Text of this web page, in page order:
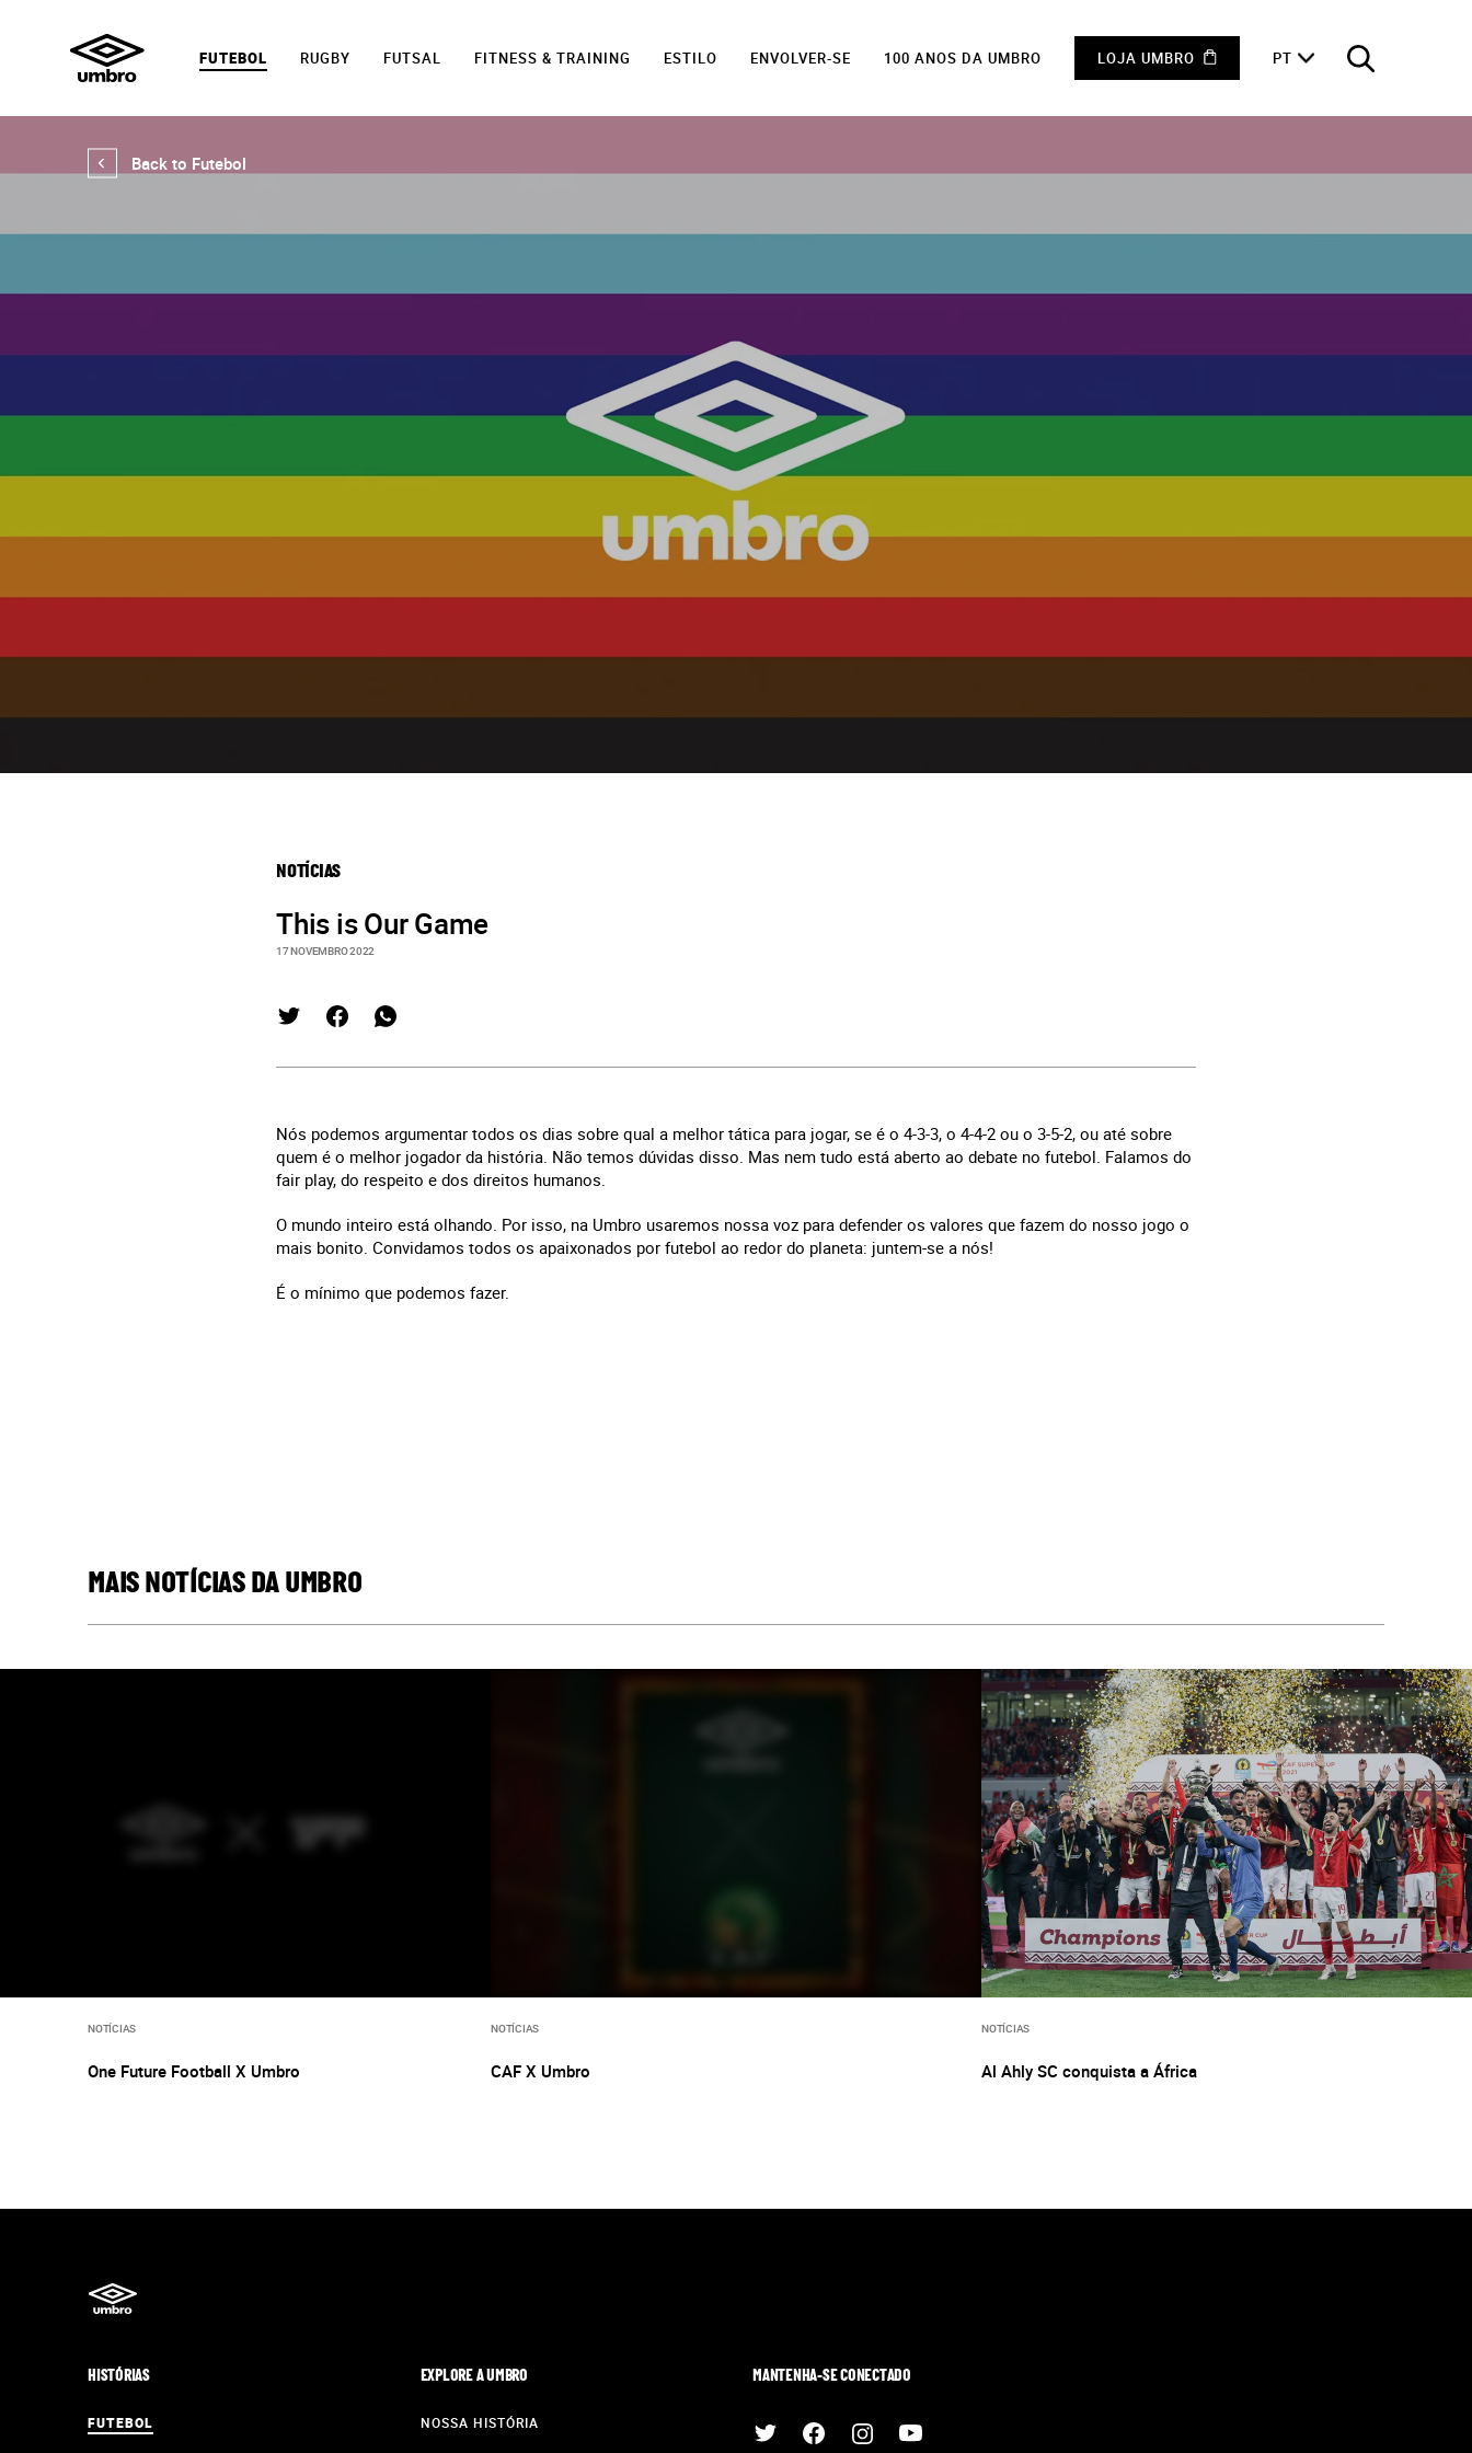
FUTEBOL RUGBY FUTSAL FITNESS & TRAINING ESTILO ENVOLVER-SE 100 ANOS DA UMBRO LOJA UMBRO PT
Back to Futebol
NOTÍCIAS
This is Our Game
17 NOVEMBRO 2022
Nós podemos argumentar todos os dias sobre qual a melhor tática para jogar, se é o 4-3-3, o 4-4-2 ou o 3-5-2, ou até sobre
quem é o melhor jogador da história. Não temos dúvidas disso. Mas nem tudo está aberto ao debate no futebol. Falamos do
fair play, do respeito e dos direitos humanos.
O mundo inteiro está olhando. Por isso, na Umbro usaremos nossa voz para defender os valores que fazem do nosso jogo o
mais bonito. Convidamos todos os apaixonados por futebol ao redor do planeta: juntem-se a nós!
É o mínimo que podemos fazer.
MAIS NOTÍCIAS DA UMBRO
NOTÍCIAS
One Future Football X Umbro
NOTÍCIAS
CAF X Umbro
NOTÍCIAS
Al Ahly SC conquista a África
MANTENHA-SE CONECTADO
EXPLORE A UMBRO
NOSSA HISTÓRIA
HISTÓRIAS
FUTEBOL